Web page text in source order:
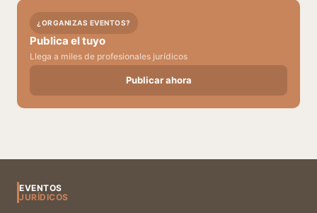
¿ORGANIZAS EVENTOS?
Publica el tuyo
Llega a miles de profesionales jurídicos
Publicar ahora
EVENTOS
JURÍDICOS